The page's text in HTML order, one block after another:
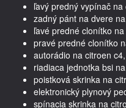
ľavý predný vypínač
zadný pánt na dvere
ľavé predné clonítko
pravé predné clonítko
autorádio na citroen
riadiaca jednotka bsi
poistková skrinka na
elektronický plynový
spínacia skrinka na